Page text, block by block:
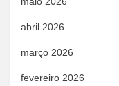
abril 2026
março 2026
fevereiro 2026